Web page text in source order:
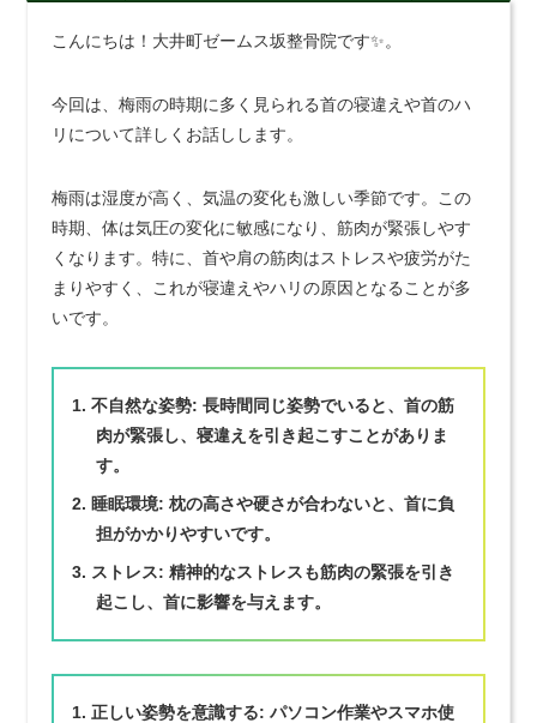
こんにちは！大井町ゼームス坂整骨院です✨。
今回は、梅雨の時期に多く見られる首の寝違えや首のハ
リについて詳しくお話しします。
梅雨は湿度が高く、気温の変化も激しい季節です。この
時期、体は気圧の変化に敏感になり、筋肉が緊張しやす
くなります。特に、首や肩の筋肉はストレスや疲労がた
まりやすく、これが寝違えやハリの原因となることが多
いです。
不自然な姿勢: 長時間同じ姿勢でいると、首の筋
肉が緊張し、寝違えを引き起こすことがありま
す。
睡眠環境: 枕の高さや硬さが合わないと、首に負
担がかかりやすいです。
ストレス: 精神的なストレスも筋肉の緊張を引き
起こし、首に影響を与えます。
正しい姿勢を意識する: パソコン作業やスマホ使